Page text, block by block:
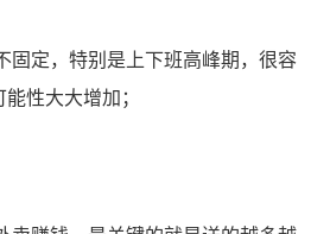
定，特别是上下班高峰期，很容
性大大增加；